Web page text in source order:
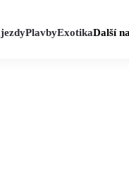
PlavbyExotikaDalší